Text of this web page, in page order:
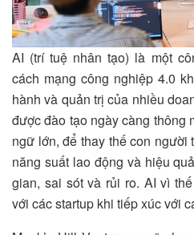
AI (trí tuệ nhân tạo) là một
cách mạng công nghiệp 4.0
hành và quản trị của nhiều
được đào tạo ngày càng thông
ngữ lớn, để thay thế con người
năng suất lao động và hiệu
gian, sai sót và rủi ro. AI vì
với các startup khi tiếp xúc với